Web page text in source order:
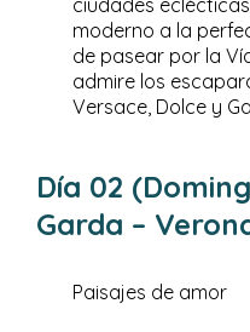
ciudades
moderno a la
de pasear por la
admire los
Versace, Dolce y
Día 02
Garda –
Paisajes de amor